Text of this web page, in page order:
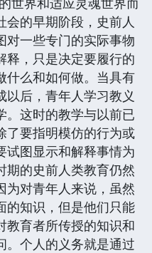
会的早期阶段，史前人
对一些专门的实际事物
释，只是决定要履行的
么和如何做。当具有
以后，青年人学习教义
。这时的教学与以前已
了要指明模仿的行为或
试图显示和解释事情为
期的史前人类教育仍然
为对青年人来说，虽然
的知识，但是他们只能
教育者所传授的知识和
。个人的义务就是通过